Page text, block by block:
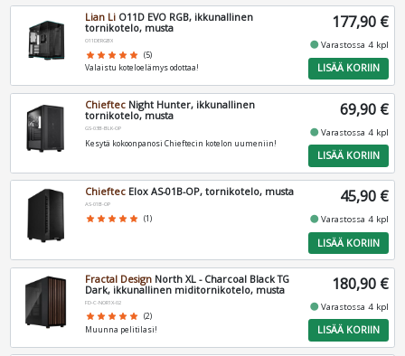
Lian Li O11D EVO RGB, ikkunallinen
tornikotelo, musta
O11DERGBX
star star star star star (5)
Valaistu koteloelämys odottaa!
177,90 €
fiber_manual_recordVarastossa 4 kpl
LISÄÄ KORIIN
Chieftec Night Hunter, ikkunallinen
tornikotelo, musta
GS-03B-BLK-OP
Kesytä kokoonpanosi Chieftecin kotelon uumeniin!
69,90 €
fiber_manual_recordVarastossa 4 kpl
LISÄÄ KORIIN
Chieftec Elox AS-01B-OP, tornikotelo, musta
AS-01B-OP
star star star star star (1)
45,90 €
fiber_manual_recordVarastossa 4 kpl
LISÄÄ KORIIN
Fractal Design North XL - Charcoal Black TG
Dark, ikkunallinen miditornikotelo, musta
FD-C-NOR1X-02
star star star star star (2)
Muunna pelitilasi!
180,90 €
fiber_manual_recordVarastossa 4 kpl
LISÄÄ KORIIN